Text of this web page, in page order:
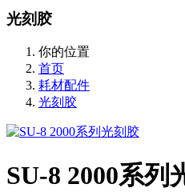
光刻胶
你的位置
首页
耗材配件
光刻胶
SU-8 2000系列